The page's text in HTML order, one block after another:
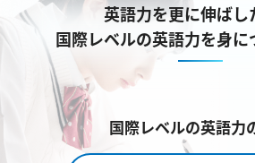
英語力を更に伸ばし
国際レベルの英語力を身
国際レベルの英語力